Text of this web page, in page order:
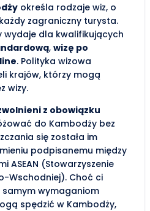
określa rodzaje wiz, o
zagraniczny turysta.
wydaje dla kwalifikujących
, wizę po
. Polityka wizowa
krajów, którzy mogą
wizy.
z obowiązku
do Kambodży bez
się została im
podpisanemu między
ASEAN (Stowarzyszenie
Wschodniej). Choć ci
wymaganiom
spędzić w Kambodży,